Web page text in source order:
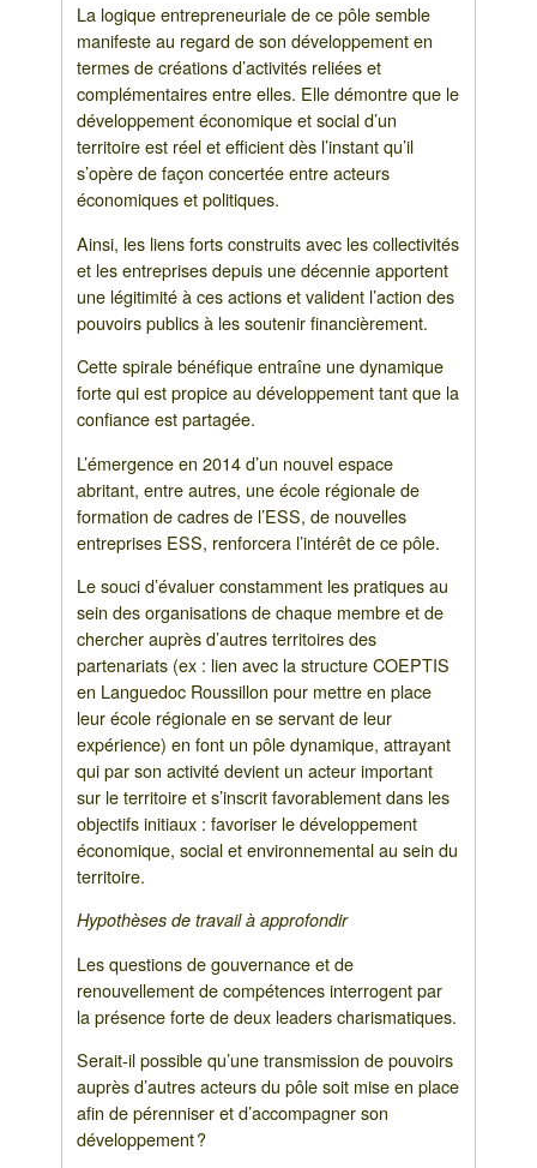
La logique entrepreneuriale de ce pôle semble
manifeste au regard de son développement en
termes de créations d’activités reliées et
complémentaires entre elles. Elle démontre que le
développement économique et social d’un
territoire est réel et efficient dès l’instant qu’il
s’opère de façon concertée entre acteurs
économiques et politiques.
Ainsi, les liens forts construits avec les collectivités
et les entreprises depuis une décennie apportent
une légitimité à ces actions et valident l’action des
pouvoirs publics à les soutenir financièrement.
Cette spirale bénéfique entraîne une dynamique
forte qui est propice au développement tant que la
confiance est partagée.
L’émergence en 2014 d’un nouvel espace
abritant, entre autres, une école régionale de
formation de cadres de l’ESS, de nouvelles
entreprises ESS, renforcera l’intérêt de ce pôle.
Le souci d’évaluer constamment les pratiques au
sein des organisations de chaque membre et de
chercher auprès d’autres territoires des
partenariats (ex : lien avec la structure COEPTIS
en Languedoc Roussillon pour mettre en place
leur école régionale en se servant de leur
expérience) en font un pôle dynamique, attrayant
qui par son activité devient un acteur important
sur le territoire et s’inscrit favorablement dans les
objectifs initiaux : favoriser le développement
économique, social et environnemental au sein du
territoire.
Hypothèses de travail à approfondir
Les questions de gouvernance et de
renouvellement de compétences interrogent par
la présence forte de deux leaders charismatiques.
Serait-il possible qu’une transmission de pouvoirs
auprès d’autres acteurs du pôle soit mise en place
afin de pérenniser et d’accompagner son
développement ?